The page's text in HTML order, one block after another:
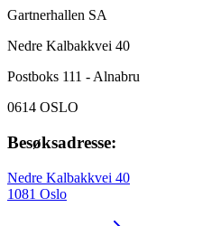
Gartnerhallen SA
Nedre Kalbakkvei 40
Postboks 111 - Alnabru
0614 OSLO
Besøksadresse:
Nedre Kalbakkvei 40
1081 Oslo